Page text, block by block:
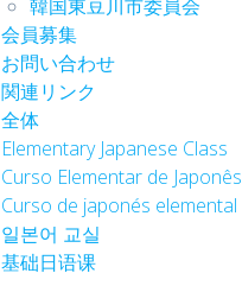
韓国東豆川市委員会
会員募集
お問い合わせ
関連リンク
全体
Elementary Japanese Class
Curso Elementar de Japonês
Curso de japonés elemental
일본어 교실
基础日语课